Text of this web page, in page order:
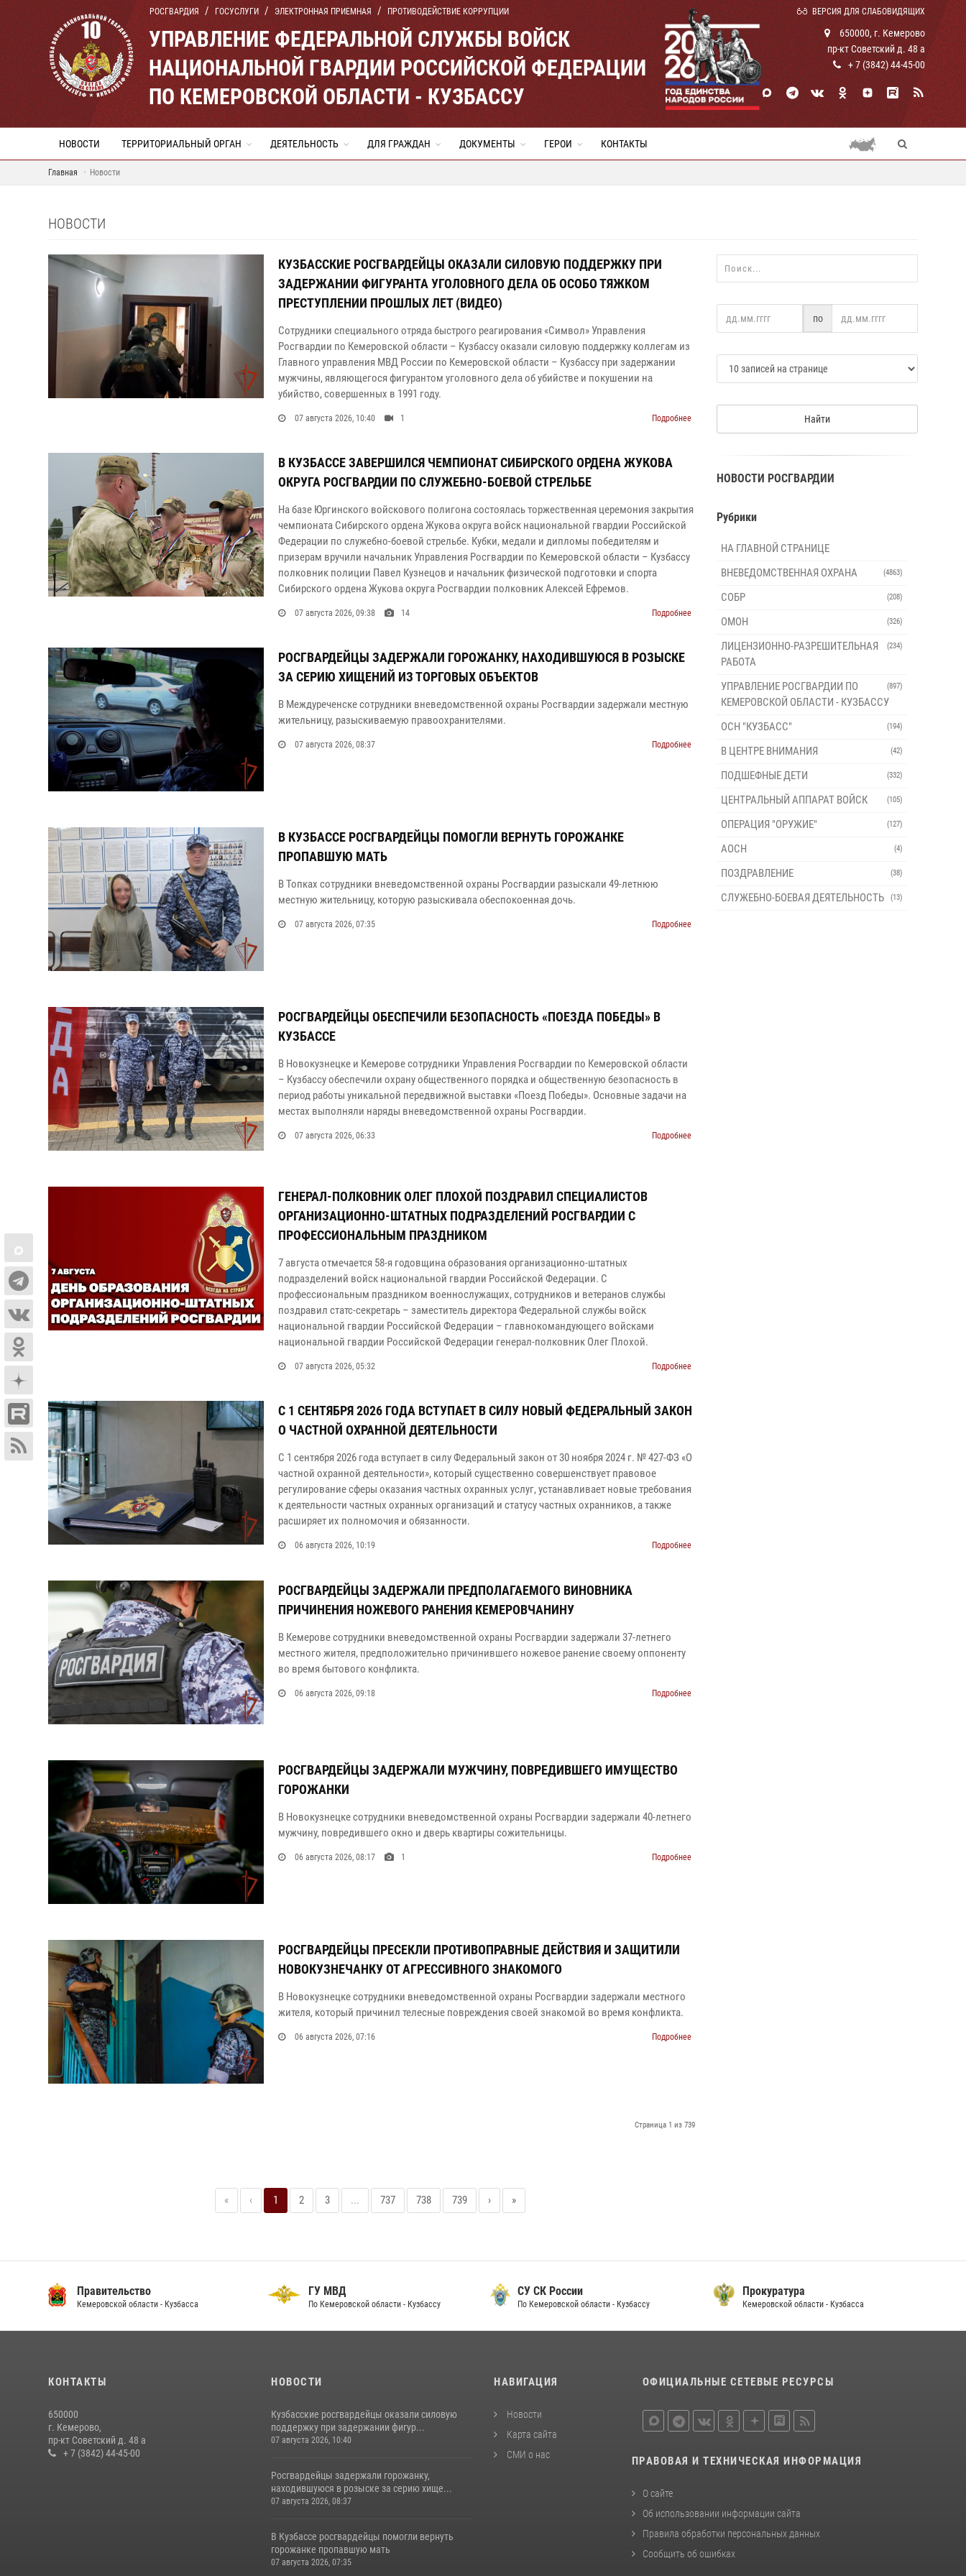
РОСГВАРДИЯ ГОСУСЛУГИ ЭЛЕКТРОННАЯ ПРИЕМНАЯ ПРОТИВОДЕЙСТВИЕ КОРРУПЦИИ ВЕРСИЯ ДЛЯ СЛАБОВИДЯЩИХ
УПРАВЛЕНИЕ ФЕДЕРАЛЬНОЙ СЛУЖБЫ ВОЙСК
НАЦИОНАЛЬНОЙ ГВАРДИИ РОССИЙСКОЙ ФЕДЕРАЦИИ
ПО КЕМЕРОВСКОЙ ОБЛАСТИ - КУЗБАССУ
650000, г. Кемерово
пр-кт Советский д. 48 а
+ 7 (3842) 44-45-00
НОВОСТИ ТЕРРИТОРИАЛЬНЫЙ ОРГАН ДЕЯТЕЛЬНОСТЬ ДЛЯ ГРАЖДАН ДОКУМЕНТЫ ГЕРОИ КОНТАКТЫ
Главная Новости
НОВОСТИ
КУЗБАССКИЕ РОСГВАРДЕЙЦЫ ОКАЗАЛИ СИЛОВУЮ ПОДДЕРЖКУ ПРИ
ЗАДЕРЖАНИИ ФИГУРАНТА УГОЛОВНОГО ДЕЛА ОБ ОСОБО ТЯЖКОМ
ПРЕСТУПЛЕНИИ ПРОШЛЫХ ЛЕТ (ВИДЕО)
Сотрудники специального отряда быстрого реагирования «Символ» Управления
Росгвардии по Кемеровской области – Кузбассу оказали силовую поддержку коллегам из
Главного управления МВД России по Кемеровской области – Кузбассу при задержании
мужчины, являющегося фигурантом уголовного дела об убийстве и покушении на
убийство, совершенных в 1991 году.
07 августа 2026, 10:40 1 Подробнее
В КУЗБАССЕ ЗАВЕРШИЛСЯ ЧЕМПИОНАТ СИБИРСКОГО ОРДЕНА ЖУКОВА
ОКРУГА РОСГВАРДИИ ПО СЛУЖЕБНО-БОЕВОЙ СТРЕЛЬБЕ
На базе Юргинского войскового полигона состоялась торжественная церемония закрытия
чемпионата Сибирского ордена Жукова округа войск национальной гвардии Российской
Федерации по служебно-боевой стрельбе. Кубки, медали и дипломы победителям и
призерам вручили начальник Управления Росгвардии по Кемеровской области – Кузбассу
полковник полиции Павел Кузнецов и начальник физической подготовки и спорта
Сибирского ордена Жукова округа Росгвардии полковник Алексей Ефремов.
07 августа 2026, 09:38 14 Подробнее
РОСГВАРДЕЙЦЫ ЗАДЕРЖАЛИ ГОРОЖАНКУ, НАХОДИВШУЮСЯ В РОЗЫСКЕ
ЗА СЕРИЮ ХИЩЕНИЙ ИЗ ТОРГОВЫХ ОБЪЕКТОВ
В Междуреченске сотрудники вневедомственной охраны Росгвардии задержали местную
жительницу, разыскиваемую правоохранителями.
07 августа 2026, 08:37 Подробнее
В КУЗБАССЕ РОСГВАРДЕЙЦЫ ПОМОГЛИ ВЕРНУТЬ ГОРОЖАНКЕ
ПРОПАВШУЮ МАТЬ
В Топках сотрудники вневедомственной охраны Росгвардии разыскали 49‑летнюю
местную жительницу, которую разыскивала обеспокоенная дочь.
07 августа 2026, 07:35 Подробнее
РОСГВАРДЕЙЦЫ ОБЕСПЕЧИЛИ БЕЗОПАСНОСТЬ «ПОЕЗДА ПОБЕДЫ» В
КУЗБАССЕ
В Новокузнецке и Кемерове сотрудники Управления Росгвардии по Кемеровской области
– Кузбассу обеспечили охрану общественного порядка и общественную безопасность в
период работы уникальной передвижной выставки «Поезд Победы». Основные задачи на
местах выполняли наряды вневедомственной охраны Росгвардии.
07 августа 2026, 06:33 Подробнее
ГЕНЕРАЛ-ПОЛКОВНИК ОЛЕГ ПЛОХОЙ ПОЗДРАВИЛ СПЕЦИАЛИСТОВ
ОРГАНИЗАЦИОННО-ШТАТНЫХ ПОДРАЗДЕЛЕНИЙ РОСГВАРДИИ С
ПРОФЕССИОНАЛЬНЫМ ПРАЗДНИКОМ
7 августа отмечается 58-я годовщина образования организационно-штатных
подразделений войск национальной гвардии Российской Федерации. С
профессиональным праздником военнослужащих, сотрудников и ветеранов службы
поздравил статс-секретарь – заместитель директора Федеральной службы войск
национальной гвардии Российской Федерации – главнокомандующего войсками
национальной гвардии Российской Федерации генерал-полковник Олег Плохой.
07 августа 2026, 05:32 Подробнее
С 1 СЕНТЯБРЯ 2026 ГОДА ВСТУПАЕТ В СИЛУ НОВЫЙ ФЕДЕРАЛЬНЫЙ ЗАКОН
О ЧАСТНОЙ ОХРАННОЙ ДЕЯТЕЛЬНОСТИ
С 1 сентября 2026 года вступает в силу Федеральный закон от 30 ноября 2024 г. № 427-ФЗ «О
частной охранной деятельности», который существенно совершенствует правовое
регулирование сферы оказания частных охранных услуг, устанавливает новые требования
к деятельности частных охранных организаций и статусу частных охранников, а также
расширяет их полномочия и обязанности.
06 августа 2026, 10:19 Подробнее
РОСГВАРДЕЙЦЫ ЗАДЕРЖАЛИ ПРЕДПОЛАГАЕМОГО ВИНОВНИКА
ПРИЧИНЕНИЯ НОЖЕВОГО РАНЕНИЯ КЕМЕРОВЧАНИНУ
В Кемерове сотрудники вневедомственной охраны Росгвардии задержали 37-летнего
местного жителя, предположительно причинившего ножевое ранение своему оппоненту
во время бытового конфликта.
06 августа 2026, 09:18 Подробнее
РОСГВАРДЕЙЦЫ ЗАДЕРЖАЛИ МУЖЧИНУ, ПОВРЕДИВШЕГО ИМУЩЕСТВО
ГОРОЖАНКИ
В Новокузнецке сотрудники вневедомственной охраны Росгвардии задержали 40-летнего
мужчину, повредившего окно и дверь квартиры сожительницы.
06 августа 2026, 08:17 1 Подробнее
РОСГВАРДЕЙЦЫ ПРЕСЕКЛИ ПРОТИВОПРАВНЫЕ ДЕЙСТВИЯ И ЗАЩИТИЛИ
НОВОКУЗНЕЧАНКУ ОТ АГРЕССИВНОГО ЗНАКОМОГО
В Новокузнецке сотрудники вневедомственной охраны Росгвардии задержали местного
жителя, который причинил телесные повреждения своей знакомой во время конфликта.
06 августа 2026, 07:16 Подробнее
Страница 1 из 739
« ‹ 1 2 3 ... 737 738 739 › »
по
Найти
НОВОСТИ РОСГВАРДИИ
Рубрики
НА ГЛАВНОЙ СТРАНИЦЕ
(4863)
ВНЕВЕДОМСТВЕННАЯ ОХРАНА
(208)
СОБР
(326)
ОМОН
(234)
ЛИЦЕНЗИОННО-РАЗРЕШИТЕЛЬНАЯ
РАБОТА
(897)
УПРАВЛЕНИЕ РОСГВАРДИИ ПО
КЕМЕРОВСКОЙ ОБЛАСТИ - КУЗБАССУ
(194)
ОСН "КУЗБАСС"
(42)
В ЦЕНТРЕ ВНИМАНИЯ
(332)
ПОДШЕФНЫЕ ДЕТИ
(105)
ЦЕНТРАЛЬНЫЙ АППАРАТ ВОЙСК
(127)
ОПЕРАЦИЯ "ОРУЖИЕ"
(4)
АОСН
(38)
ПОЗДРАВЛЕНИЕ
(13)
СЛУЖЕБНО-БОЕВАЯ ДЕЯТЕЛЬНОСТЬ
Правительство
Кемеровской области - Кузбасса
ГУ МВД
По Кемеровской области - Кузбассу
СУ СК России
По Кемеровской области - Кузбассу
Прокуратура
Кемеровской области - Кузбасса
КОНТАКТЫ
650000
г. Кемерово,
пр-кт Советский д. 48 а
+ 7 (3842) 44-45-00
НОВОСТИ
Кузбасские росгвардейцы оказали силовую
поддержку при задержании фигур...
07 августа 2026, 10:40
Росгвардейцы задержали горожанку,
находившуюся в розыске за серию хище...
07 августа 2026, 08:37
В Кузбассе росгвардейцы помогли вернуть
горожанке пропавшую мать
07 августа 2026, 07:35
НАВИГАЦИЯ
Новости
Карта сайта
СМИ о нас
ОФИЦИАЛЬНЫЕ СЕТЕВЫЕ РЕСУРСЫ
ПРАВОВАЯ И ТЕХНИЧЕСКАЯ ИНФОРМАЦИЯ
О сайте
Об использовании информации сайта
Правила обработки персональных данных
Сообщить об ошибках